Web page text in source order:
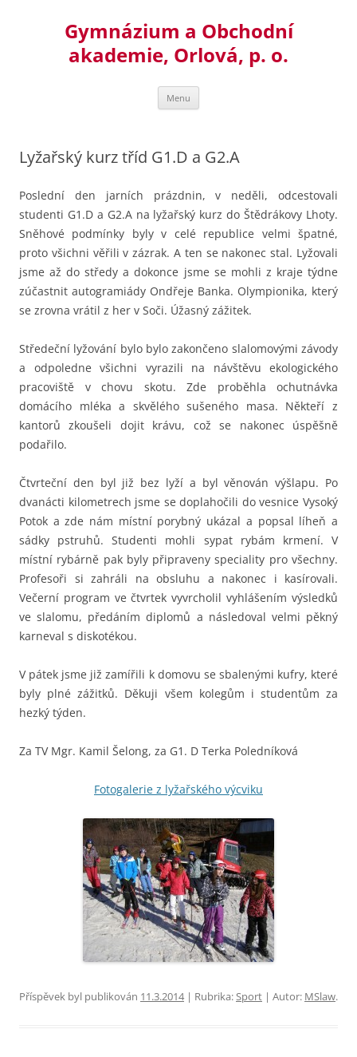
Gymnázium a Obchodní
akademie, Orlová, p. o.
Menu
Lyžařský kurz tříd G1.D a G2.A
Poslední den jarních prázdnin, v neděli, odcestovali
studenti G1.D a G2.A na lyžařský kurz do Štědrákovy Lhoty.
Sněhové podmínky byly v celé republice velmi špatné,
proto všichni věřili v zázrak. A ten se nakonec stal. Lyžovali
jsme až do středy a dokonce jsme se mohli z kraje týdne
zúčastnit autogramiády Ondřeje Banka. Olympionika, který
se zrovna vrátil z her v Soči. Úžasný zážitek.
Středeční lyžování bylo bylo zakončeno slalomovými závody
a odpoledne všichni vyrazili na návštěvu ekologického
pracoviště v chovu skotu. Zde proběhla ochutnávka
domácího mléka a skvělého sušeného masa. Někteří z
kantorů zkoušeli dojit krávu, což se nakonec úspěšně
podařilo.
Čtvrteční den byl již bez lyží a byl věnován výšlapu. Po
dvanácti kilometrech jsme se doplahočili do vesnice Vysoký
Potok a zde nám místní porybný ukázal a popsal líheň a
sádky pstruhů. Studenti mohli sypat rybám krmení. V
místní rybárně pak byly připraveny speciality pro všechny.
Profesoři si zahráli na obsluhu a nakonec i kasírovali.
Večerní program ve čtvrtek vyvrcholil vyhlášením výsledků
ve slalomu, předáním diplomů a následoval velmi pěkný
karneval s diskotékou.
V pátek jsme již zamířili k domovu se sbalenými kufry, které
byly plné zážitků. Děkuji všem kolegům i studentům za
hezký týden.
Za TV Mgr. Kamil Šelong, za G1. D Terka Poledníková
Fotogalerie z lyžařského výcviku
Příspěvek byl publikován 11.3.2014| Rubrika:Sport | Autor: MSlaw.